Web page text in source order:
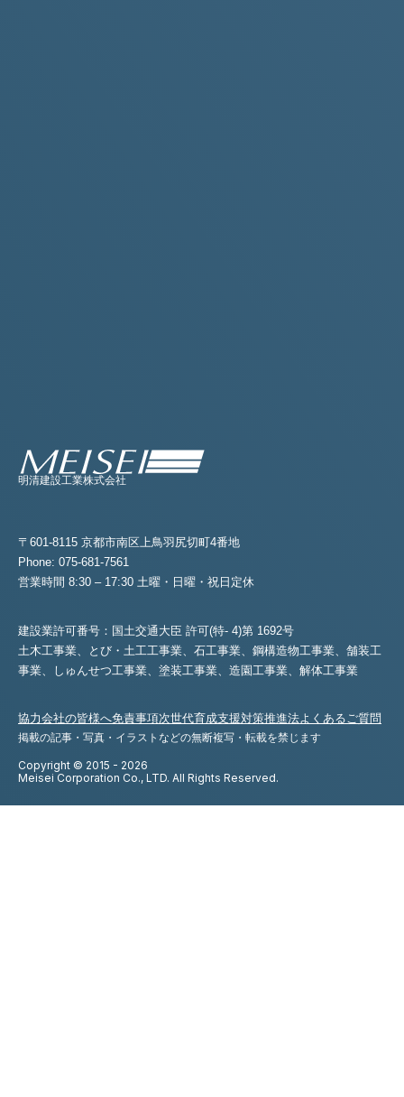
明清建設工業株式会社
〒601-8115 京都市南区上鳥羽尻切町4番地
Phone: 075-681-7561
営業時間 8:30 – 17:30 土曜・日曜・祝日定休
建設業許可番号：国土交通大臣 許可(特- 4)第 1692号
土木工事業、とび・土工工事業、石工事業、鋼構造物工事業、舗装工
事業、
しゅんせつ工事業、塗装工事業、造園工事業、解体工事業
協力会社の皆様へ免責事項次世代育成支援対策推進法よくあるご質問
掲載の記事・写真・イラストなどの無断複写・転載を禁じます
Copyright © 2015 - 2026
Meisei Corporation Co., LTD. All Rights Reserved.